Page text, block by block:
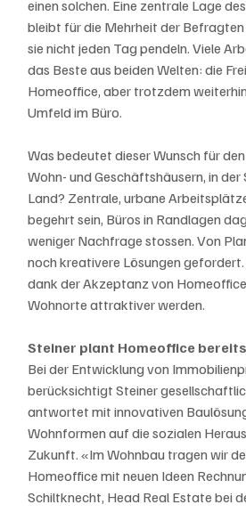
einen solchen. Eine zentrale Lage
bleibt für die Mehrheit der
sie nicht jeden Tag pendeln. Viele
das Beste aus beiden Welten: die
Homeoffice, aber trotzdem
Umfeld im Büro.
Was bedeutet dieser Wunsch für
Wohn- und Geschäftshäusern, in
Land? Zentrale, urbane
begehrt sein, Büros in Randlagen
weniger Nachfrage stossen. Von
noch kreativere Lösungen
dank der Akzeptanz von
Wohnorte attraktiver werden.
Steiner plant Homeoffice
Bei der Entwicklung von
berücksichtigt Steiner
antwortet mit innovativen
Wohnformen auf die sozialen
Zukunft. «Im Wohnbau tragen wir
Homeoffice mit neuen Ideen
Schiltknecht, Head Real Estate bei